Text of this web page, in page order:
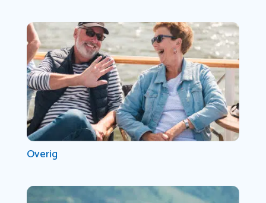
Overig